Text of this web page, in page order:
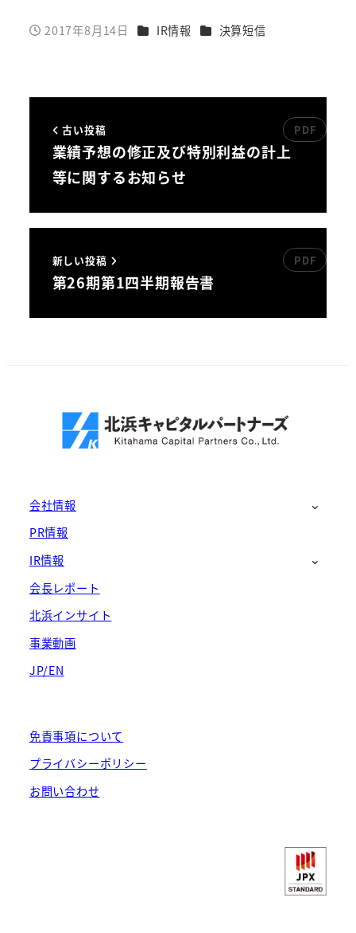
投稿日
2017年8月14日 カテゴリー
IR情報 カテゴリー
決算短信
古い投稿
業績予想の修正及び特別利益の計上
等に関するお知らせ
新しい投稿
第26期第1四半期報告書
会社情報
PR情報
IR情報
会長レポート
北浜インサイト
事業動画
JP/EN
免責事項について
プライバシーポリシー
お問い合わせ